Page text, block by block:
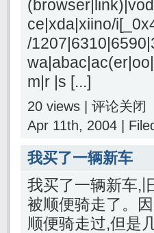
ce|xda|xiino/
/
m|r |s [...]
20 views | 评论关闭
Apr 11th, 2004 |
我买了一辆新车
我买了一辆新车,
被顺便骑走了。
顺便骑走过,但是